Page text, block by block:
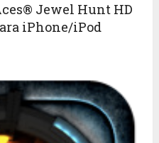
Jewel Hunt HD
iPhone/iPod